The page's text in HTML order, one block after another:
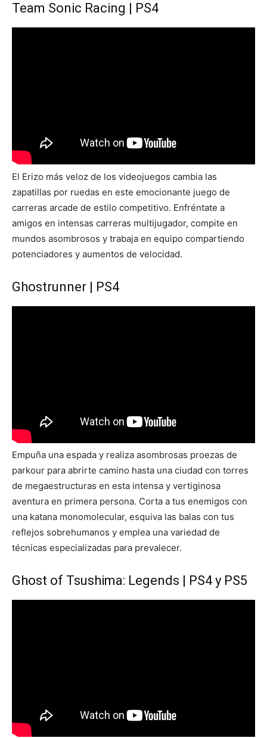
Team Sonic Racing | PS4
El Erizo más veloz de los videojuegos cambia las
zapatillas por ruedas en este emocionante juego de
carreras arcade de estilo competitivo. Enfréntate a
amigos en intensas carreras multijugador, compite en
mundos asombrosos y trabaja en equipo compartiendo
potenciadores y aumentos de velocidad.
Ghostrunner | PS4
Empuña una espada y realiza asombrosas proezas de
parkour para abrirte camino hasta una ciudad con torres
de megaestructuras en esta intensa y vertiginosa
aventura en primera persona. Corta a tus enemigos con
una katana monomolecular, esquiva las balas con tus
reflejos sobrehumanos y emplea una variedad de
técnicas especializadas para prevalecer.
Ghost of Tsushima: Legends | PS4 y PS5